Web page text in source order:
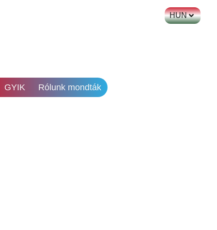
GYIK Rólunk mondták
HUN